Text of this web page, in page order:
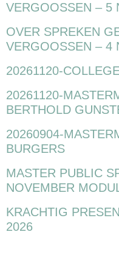
VERGOOSSEN – 5
OVER SPREKEN
VERGOOSSEN – 4
20261120-
20261120-
BERTHOLD
20260904-
BURGERS
MASTER PUBLIC
NOVEMBER
KRACHTIG
2026